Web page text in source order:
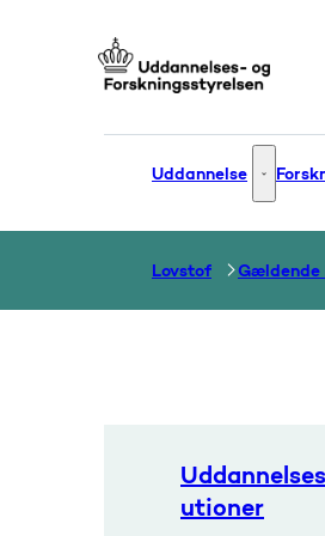
Uddannelse
Lovstof Gældende
utioner